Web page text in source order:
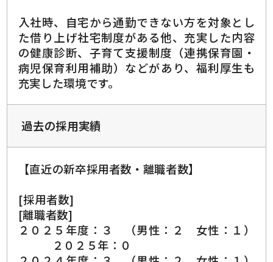
入社時、自宅から通勤できない方を対象とし
た借り上げ社宅制度がある他、 充実した内容
の健康診断、子育て支援制度（連携保育園・
病児保育利用補助）などがあり、 福利厚生も
充実した環境です。
過去の採用実績
【直近の新卒採用者数・離職者数】
[採用者数]
[離職者数]
２０２５年度：３ （男性：２ 女性：１）
２０２５年：０